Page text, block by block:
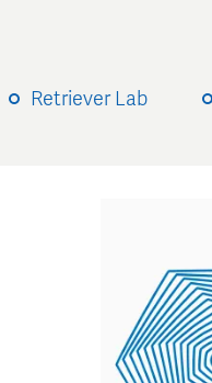
Retriever Lab